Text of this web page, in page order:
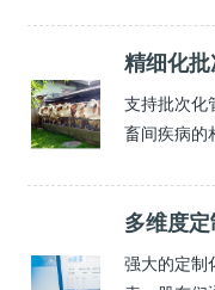
精细化
支持批次化
畜间疾病的
多维度
强大的定制